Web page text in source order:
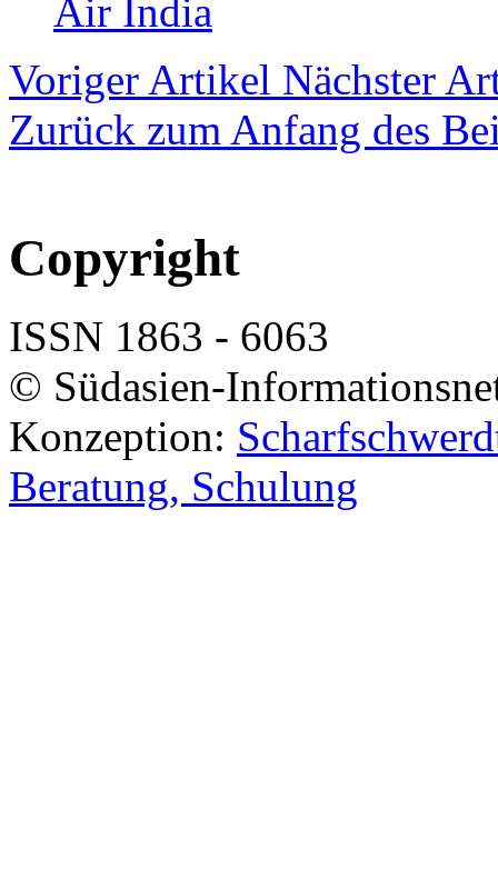
Air India
Voriger Artikel Nächster
Zurück zum Anfang des
Copyright
ISSN 1863 - 6063
© Südasien-
Konzeption:
Beratung, Schulung